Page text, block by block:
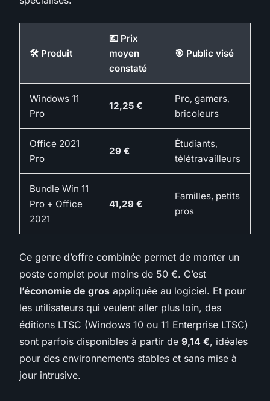
🛠️ Produit
💶 Prix
moyen
constaté
🎯 Public visé
Windows 11
Pro
12,25 €
Pro, gamers,
bricoleurs
Office 2021
Pro
29 €
Étudiants,
télétravailleurs
Bundle Win 11
Pro + Office
2021
41,29 €
Familles, petits
pros
Ce genre d’offre combinée permet de monter un
poste complet pour moins de 50 €. C’est
l’économie de gros appliquée au logiciel. Et pour
les utilisateurs qui veulent aller plus loin, des
éditions LTSC (Windows 10 ou 11 Enterprise LTSC)
sont parfois disponibles à partir de 9,14 €, idéales
pour des environnements stables et sans mise à
jour intrusive.